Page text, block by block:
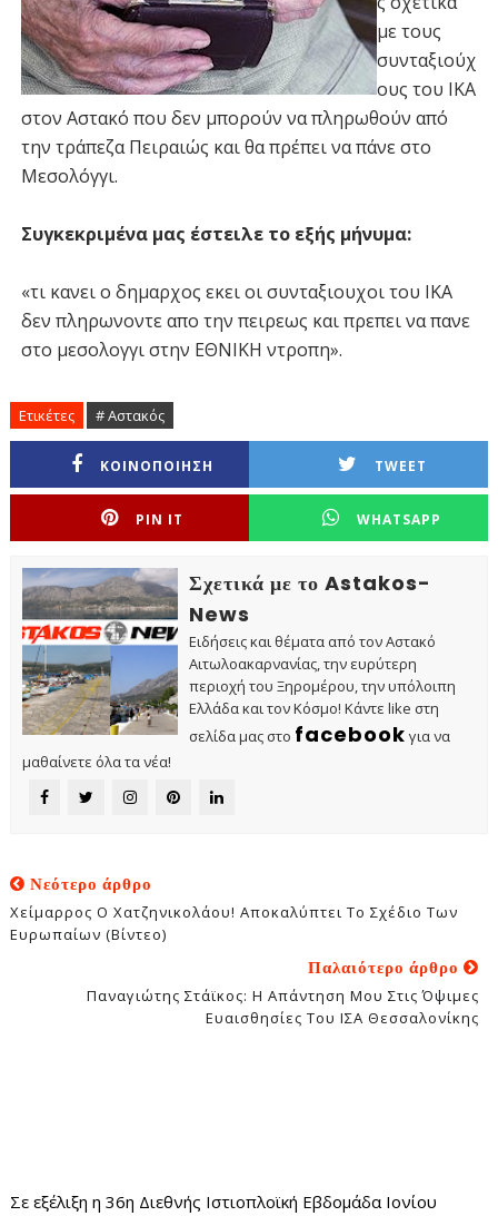
με τους
συνταξιούχ
ους του ΙΚΑ
στον Αστακό που δεν μπορούν να πληρωθούν από
την τράπεζα Πειραιώς και θα πρέπει να πάνε στο
Μεσολόγγι.
Συγκεκριμένα μας έστειλε το εξής μήνυμα:
«τι κανει ο δημαρχος εκει οι συνταξιουχοι του ΙΚΑ
δεν πληρωνοντε απο την πειρεως και πρεπει να πανε
στο μεσολογγι στην ΕΘΝΙΚΗ ντροπη».
Ετικέτες # Αστακός
ΚΟΙΝΟΠΟΙΗΣΗ TWEET
PIN IT WHATSAPP
Σχετικά με το Astakos-
News
Ειδήσεις και θέματα από τον Αστακό
Αιτωλοακαρνανίας, την ευρύτερη
περιοχή του Ξηρομέρου, την υπόλοιπη
Ελλάδα και τον Κόσμο! Κάντε like στη
σελίδα μας στο facebook για να
μαθαίνετε όλα τα νέα!
Νεότερο άρθρο
Χείμαρρος Ο Χατζηνικολάου! Αποκαλύπτει Το Σχέδιο Των
Ευρωπαίων (βίντεο)
Παλαιότερο άρθρο
Παναγιώτης Στάϊκος: Η Απάντηση Μου Στις Όψιμες
Ευαισθησίες Του ΙΣΑ Θεσσαλονίκης
Σε εξέλιξη η 36η Διεθνής Ιστιοπλοϊκή Εβδομάδα Ιονίου